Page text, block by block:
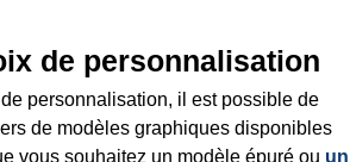
de personnalisation
personnalisation, il est possible de
de modèles graphiques disponibles
vous souhaitez un modèle épuré ou un